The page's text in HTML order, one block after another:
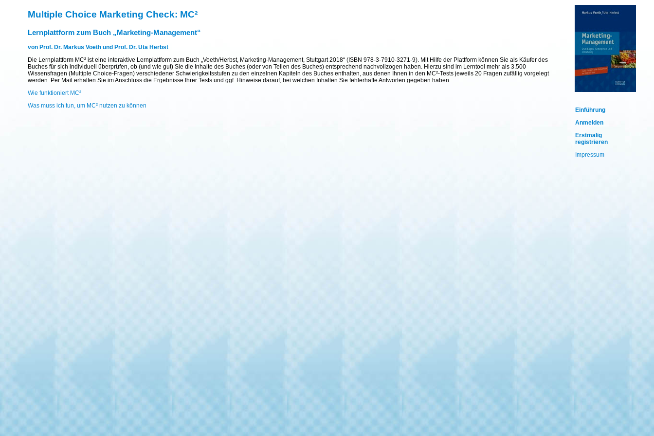
Einführung
Anmelden
Erstmalig
registrieren
Impressum
Multiple Choice Marketing Check: MC²
Lernplattform zum Buch „Marketing-Management“
von Prof. Dr. Markus Voeth und Prof. Dr. Uta Herbst
Die Lernplattform MC² ist eine interaktive Lernplattform zum Buch „Voeth/Herbst, Marketing-Management, Stuttgart 2018“ (ISBN 978-3-7910-3271-9). Mit Hilfe der Plattform können Sie als Käufer des
Buches für sich individuell überprüfen, ob (und wie gut) Sie die Inhalte des Buches (oder von Teilen des Buches) entsprechend nachvollzogen haben. Hierzu sind im Lerntool mehr als 3.500
Wissensfragen (Multiple Choice-Fragen) verschiedener Schwierigkeitsstufen zu den einzelnen Kapiteln des Buches enthalten, aus denen Ihnen in den MC²-Tests jeweils 20 Fragen zufällig vorgelegt
werden. Per Mail erhalten Sie im Anschluss die Ergebnisse Ihrer Tests und ggf. Hinweise darauf, bei welchen Inhalten Sie fehlerhafte Antworten gegeben haben.
Wie funktioniert MC²
Was muss ich tun, um MC² nutzen zu können